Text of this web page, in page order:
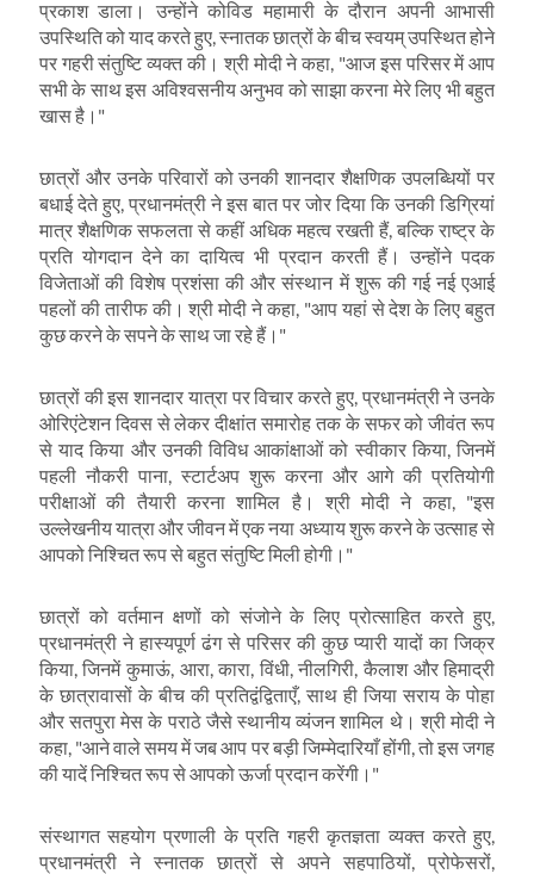
प्रकाश डाला। उन्होंने कोविड महामारी के दौरान अपनी आभासी
उपस्थिति को याद करते हुए,स्नातक छात्रों के बीच स्वयम् उपस्थित होने
पर गहरी संतुष्टि व्यक्त की। श्री मोदी ने कहा , "आज इस परिसर में आप
सभी के साथ इस अविश्वसनीय अनुभव को साझा करना मेरे लिए भी बहुत
खास है।"
छात्रों और उनके परिवारों को उनकी शानदार शैक्षणिक उपलब्धियों पर
बधाई देते हुए, प्रधानमंत्री ने इस बात पर जोर दिया कि उनकी डिग्रियां
मात्र शैक्षणिक सफलता से कहीं अधिक महत्व रखती हैं,बल्कि राष्ट्र के
प्रति योगदान देने का दायित्व भी प्रदान करती हैं। उन्होंने पदक
विजेताओं की विशेष प्रशंसा की और संस्थान में शुरू की गई नई एआई
पहलों की तारीफ की। श्री मोदी ने कहा , "आप यहां से देश के लिए बहुत
कुछ करने के सपने के साथ जा रहे हैं।"
छात्रों की इस शानदार यात्रा पर विचार करते हुए, प्रधानमंत्री ने उनके
ओरिएंटेशन दिवस से लेकर दीक्षांत समारोह तक के सफर को जीवंत रूप
से याद किया और उनकी विविध आकांक्षाओं को स्वीकार किया,जिनमें
पहली नौकरी पाना, स्टार्टअप शुरू करना और आगे की प्रतियोगी
परीक्षाओं की तैयारी करना शामिल है। श्री मोदी ने कहा, "इस
उल्लेखनीय यात्रा और जीवन में एक नया अध्याय शुरू करने के उत्साह से
आपको निश्चित रूप से बहुत संतुष्टि मिली होगी।"
छात्रों को वर्तमान क्षणों को संजोने के लिए प्रोत्साहित करते हुए
प्रधानमंत्री ने हास्यपूर्ण ढंग से परिसर की कुछ प्यारी यादों का जिक्र
किया,जिनमें कुमाऊं आरा,कारा विंधी,नीलगिरी कैलाश और हिमाद्री
के छात्रावासों के बीच की प्रतिद्वंद्विताएँ,साथ ही जिया सराय के पोहा
और सतपुरा मेस के पराठे जैसे स्थानीय व्यंजन शामिल थे। श्री मोदी ने
कहा, "आने वाले समय में जब आप पर बड़ी जिम्मेदारियाँ होंगी, तो इस जगह
की यादें निश्चित रूप से आपको ऊर्जा प्रदान करेंगी।"
संस्थागत सहयोग प्रणाली के प्रति गहरी कृतज्ञता व्यक्त करते हुए
प्रधानमंत्री ने स्नातक छात्रों से अपने सहपाठियों ,प्रोफेसरों